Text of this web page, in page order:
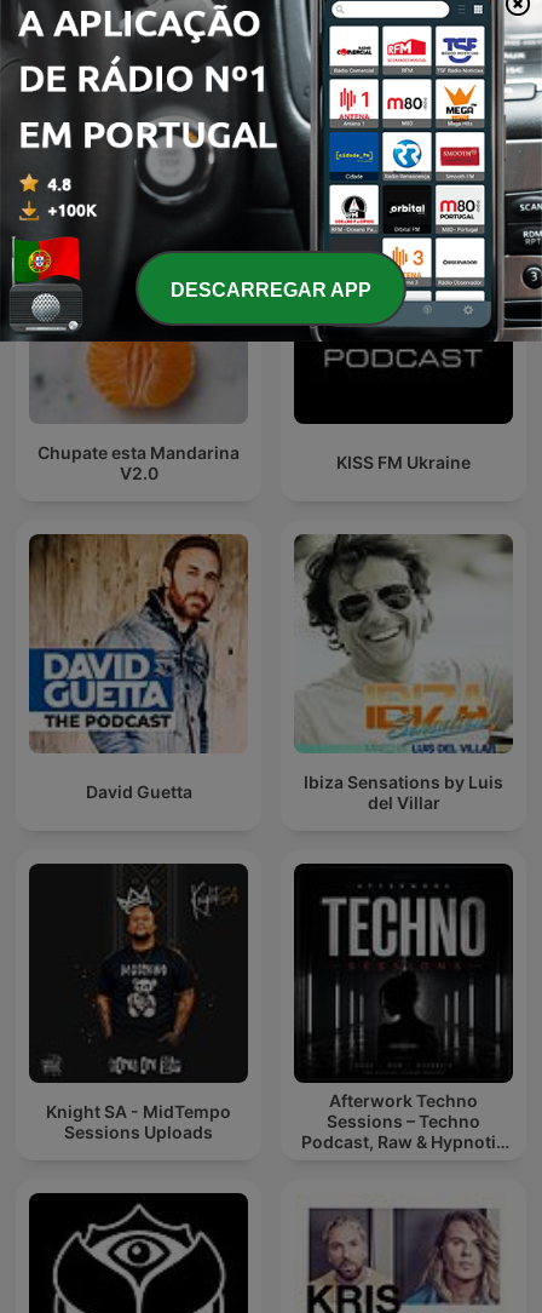
Hardtonic's Reverse Bass
Hardstyle Frenchcore
Podcast
Adam Beyer presents
Drumcode
Podcasts internacionais de Músicas
Chupate esta Mandarina
V2.0
KISS FM Ukraine
David Guetta
Ibiza Sensations by Luis
del Villar
Knight SA - MidTempo
Sessions Uploads
Afterwork Techno
Sessions – Techno
Podcast, Raw & Hypnotic
DESCARREGAR APP